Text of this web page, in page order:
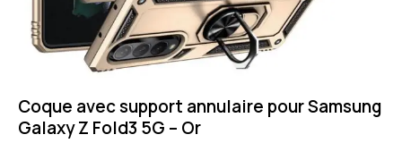
Coque avec support annulaire pour Samsung
Galaxy Z Fold3 5G – Or